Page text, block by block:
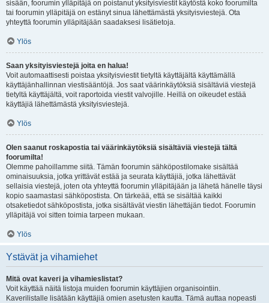
sisään, foorumin ylläpitäjä on poistanut yksityisviestit käytöstä koko foorumilta
tai foorumin ylläpitäjä on estänyt sinua lähettämästä yksityisviestejä. Ota
yhteyttä foorumin ylläpitäjään saadaksesi lisätietoja.
Ylös
Saan yksityisviestejä joita en halua!
Voit automaattisesti poistaa yksityisviestit tietyltä käyttäjältä käyttämällä
käyttäjänhallinnan viestisääntöjä. Jos saat väärinkäytöksiä sisältäviä viestejä
tietyltä käyttäjältä, voit raportoida viestit valvojille. Heillä on oikeudet estää
käyttäjiä lähettämästä yksityisviestejä.
Ylös
Olen saanut roskapostia tai väärinkäytöksiä sisältäviä viestejä tältä
foorumilta!
Olemme pahoillamme siitä. Tämän foorumin sähköpostilomake sisältää
ominaisuuksia, jotka yrittävät estää ja seurata käyttäjiä, jotka lähettävät
sellaisia viestejä, joten ota yhteyttä foorumin ylläpitäjään ja lähetä hänelle täysi
kopio saamastasi sähköpostista. On tärkeää, että se sisältää kaikki
otsaketiedot sähköpostista, jotka sisältävät viestin lähettäjän tiedot. Foorumin
ylläpitäjä voi sitten toimia tarpeen mukaan.
Ylös
Ystävät ja vihamiehet
Mitä ovat kaveri ja vihamieslistat?
Voit käyttää näitä listoja muiden foorumin käyttäjien organisointiin.
Kaverilistalle lisätään käyttäjiä omien asetusten kautta. Tämä auttaa nopeasti